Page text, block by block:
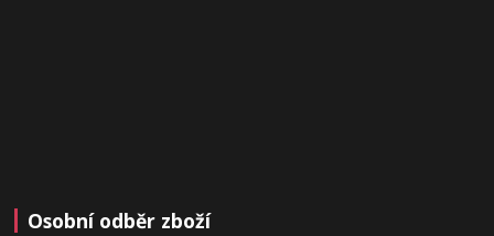
Osobní odběr zboží